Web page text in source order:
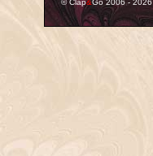
© Clap&Go 2006 - 2026